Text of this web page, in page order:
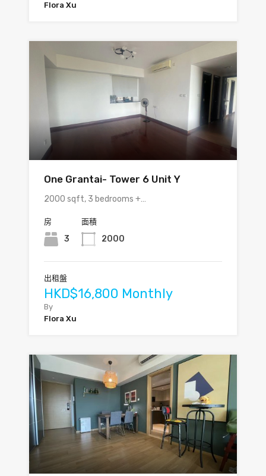
Flora Xu
One Grantai- Tower 6 Unit Y
2000 sqft, 3 bedrooms +…
房
3
面積
2000
出租盤
HKD$16,800 Monthly
By
Flora Xu